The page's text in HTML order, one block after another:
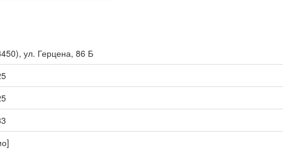
), ул. Герцена, 86 Б